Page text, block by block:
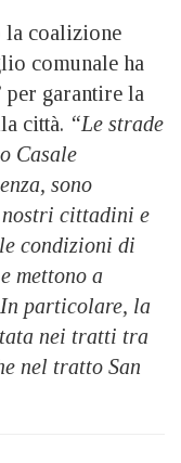
la coalizione
comunale ha
per garantire la
città. “Le strade
Casale
sono
cittadini e
condizioni di
mettono a
particolare, la
nei tratti tra
nel tratto San